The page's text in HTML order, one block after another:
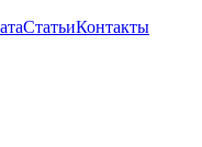
СтатьиКонтакты